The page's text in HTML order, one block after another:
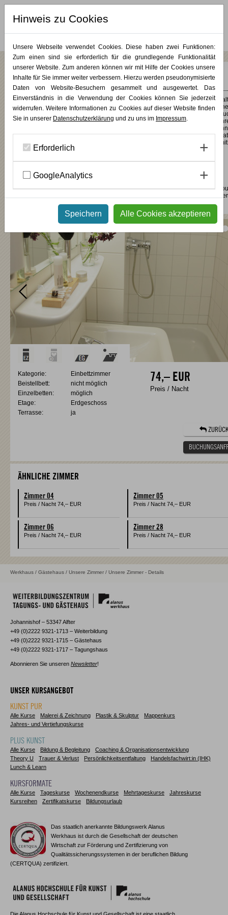
MERKLISTE (0)
Zimmer 03
Im Erdgeschoss befindet sich dieses Einzelzimmer, dessen helle
begeistert. Zudem sorgen die bodentiefen Fenster, die auf die zimmereigene
kleine Terrasse führen, für viel Licht im Raum. Von innen aus können Sie
umliegenden Kunstobjekte der Alanus-Studenten entdecken und sich für
eigenen Aufgaben und Arbeiten inspirieren lassen. Skizzen oder Ideen
Sie zum Beispiel gleich an dem Schreibtisch, mit dem das Zimmer
verfassen. Außerdem verfügt das Zimmer über ein eigenes Badezimmer (mit
Dusche/WC), W-LAN und einen Einbauschrank.
FRÜHSTÜCK
Wir bieten Ihnen täglich ein reichhaltiges vegetarisch-veganes
Bio-Qualität an, das Sie gerne dazu buchen können. In Verbindung mit einer
Zimmerbuchung kostet es pro Person 11,- €, für externe Gäste 12,50 €.
Vor
Vor
Kategorie:
Einbettzimmer
Beistellbett:
nicht möglich
Einzelbetten:
möglich
Etage:
Erdgeschoss
Terrasse:
ja
74,– EUR
Preis / Nacht
ZURÜCK
ÄHNLICHE ZIMMER
Zimmer 04
Preis / Nacht 74,– EUR
Zimmer 05
Preis / Nacht 74,– EUR
Zimmer 06
Preis / Nacht 74,– EUR
Zimmer 28
Preis / Nacht 74,– EUR
Werkhaus / Gästehaus / Unsere Zimmer / Unsere Zimmer - Details
Johannishof – 53347 Alfter
+49 (0)2222 9321-1713 – Weiterbildung
+49 (0)2222 9321-1715 – Gästehaus
+49 (0)2222 9321-1717 – Tagungshaus
Abonnieren Sie unseren Newsletter!
UNSER KURSANGEBOT
KUNST PUR
Alle Kurse Malerei & Zeichnung Plastik & Skulptur
Mappenkurs
Jahres- und Vertiefungskurse
PLUS KUNST
Alle Kurse Bildung & Begleitung
Coaching & Organisationsentwicklung
Theory U
Trauer & Verlust Persönlichkeitsentfaltung
Handelsfachwirt:in (IHK)
Lunch & Learn
KURSFORMATE
Alle Kurse Tageskurse Wochenendkurse Mehrtageskurse
Jahreskurse
Kursreihen
Zertifikatskurse Bildungsurlaub
Das staatlich anerkannte Bildungswerk Alanus
Werkhaus ist durch die Gesellschaft der deutschen
Wirtschaft zur Förderung und Zertifizierung von
Qualitätssicherungssystemen in der beruflichen Bildung
(CERTQUA) zertifiziert.
Hinweis zu Cookies
Unsere Webseite verwendet Cookies. Diese haben zwei Funktionen:
Zum einen sind sie erforderlich für die grundlegende Funktionalität
unserer Website. Zum anderen können wir mit Hilfe der Cookies unsere
Inhalte für Sie immer weiter verbessern. Hierzu werden pseudonymisierte
Daten von Website-Besuchern gesammelt und ausgewertet. Das
Einverständnis in die Verwendung der Cookies können Sie jederzeit
widerrufen. Weitere Informationen zu Cookies auf dieser Website finden
Sie in unserer Datenschutzerklärung und zu uns im Impressum.
Erforderlich
GoogleAnalytics
Speichern Alle Cookies akzeptieren